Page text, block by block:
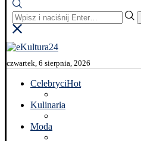
czwartek, 6 sierpnia, 2026
CelebryciHot
Kulinaria
Moda